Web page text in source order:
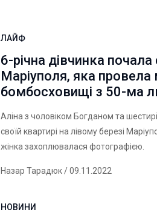
ЛАЙФ
6-річна дівчинка почала
Маріуполя, яка провела
бомбосховищі з 50-ма
Аліна з чоловіком Богданом та
своїй квартирі на лівому березі
жінка захоплювалася фотографією.
Назар Тарадюк/ 09.11.2022
НОВИНИ